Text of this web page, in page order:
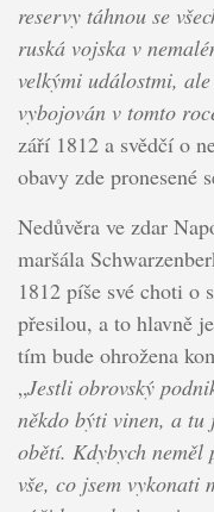
reservy táhnou se
ruská vojska v
velkými událostmi,
vybojován v tomto
září 1812 a svědčí o
obavy zde pronesené
Nedůvěra ve zdar
maršála
1812 píše své choti o
přesilou, a to hlavně
tím bude ohrožena
„Jestli obrovský
někdo býti vinen, a tu
obětí. Kdybych neměl
vše, co jsem vykonati